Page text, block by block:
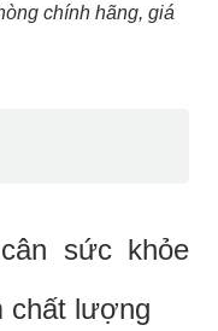
chính hãng, giá
sức khỏe
chất lượng